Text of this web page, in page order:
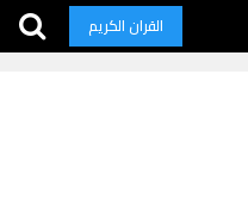
القران الكريم